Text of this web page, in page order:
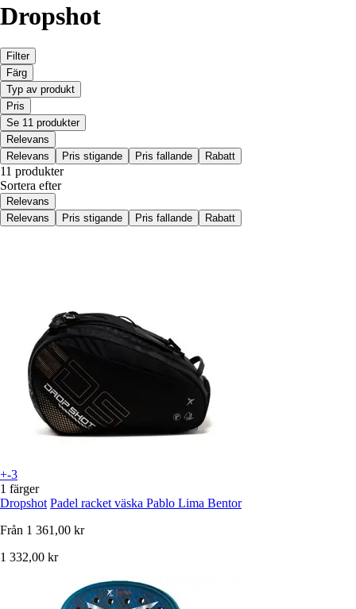
Dropshot
Filter
Färg
Typ av produkt
Pris
Se 11 produkter
Relevans
Relevans
Pris stigande Pris fallande Rabatt
11 produkter
Sortera efter
Relevans
Relevans
Pris stigande Pris fallande Rabatt
+-3
1 färger
Dropshot Padel racket väska Pablo Lima Bentor
Från 1 361,00 kr
1 332,00 kr